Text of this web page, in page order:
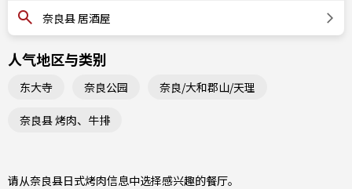
奈良县 居酒屋
人气地区与类别
东大寺 奈良公园 奈良/大和郡山/天理
奈良县 烤肉、牛排
请从奈良县日式烤肉信息中选择感兴趣的餐厅。